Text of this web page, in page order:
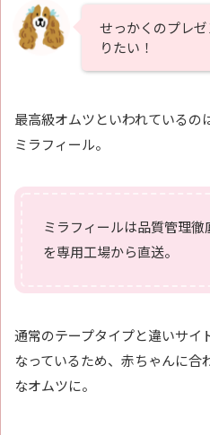
せっかくのプレ
りたい！
最高級オムツといわれているの
ミラフィール。
ミラフィールは品質管理
を専用工場から直送。
通常のテープタイプと違いサイ
なっているため、赤ちゃんに合
なオムツに。